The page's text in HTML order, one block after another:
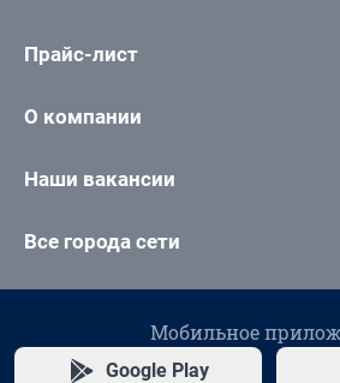
Прайс-лист
О компании
Наши вакансии
Все города сети
Мобильное
Google Play